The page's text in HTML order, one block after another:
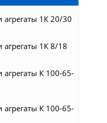
агрегаты 1К 20/30
агрегаты 1К 8/18
агрегаты К 100-65-
агрегаты К 100-65-